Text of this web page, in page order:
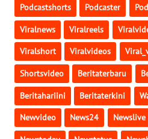
Podcastshorts Podcaster
Viralnews Viralreels
Viralshort Viralvideos
Shortsvideo Beritaterbaru
Beritahariini Beritaterkini
Newvideo News24 Newslive
WN
SULTENG
WN
SULBAR
WN
BABEL